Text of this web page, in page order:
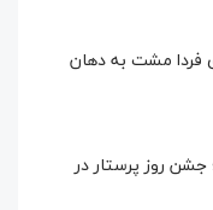
فردا مشت به دهان
روز پرستار در